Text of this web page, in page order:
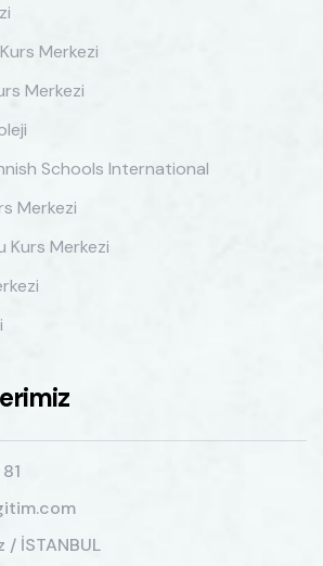
Merkezi
Merkezi
Schools International
Merkezi
Kurs Merkezi
/ İSTANBUL